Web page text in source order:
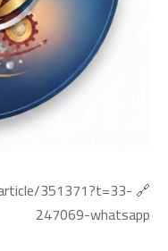
351371?t=33-
247069-whatsapp